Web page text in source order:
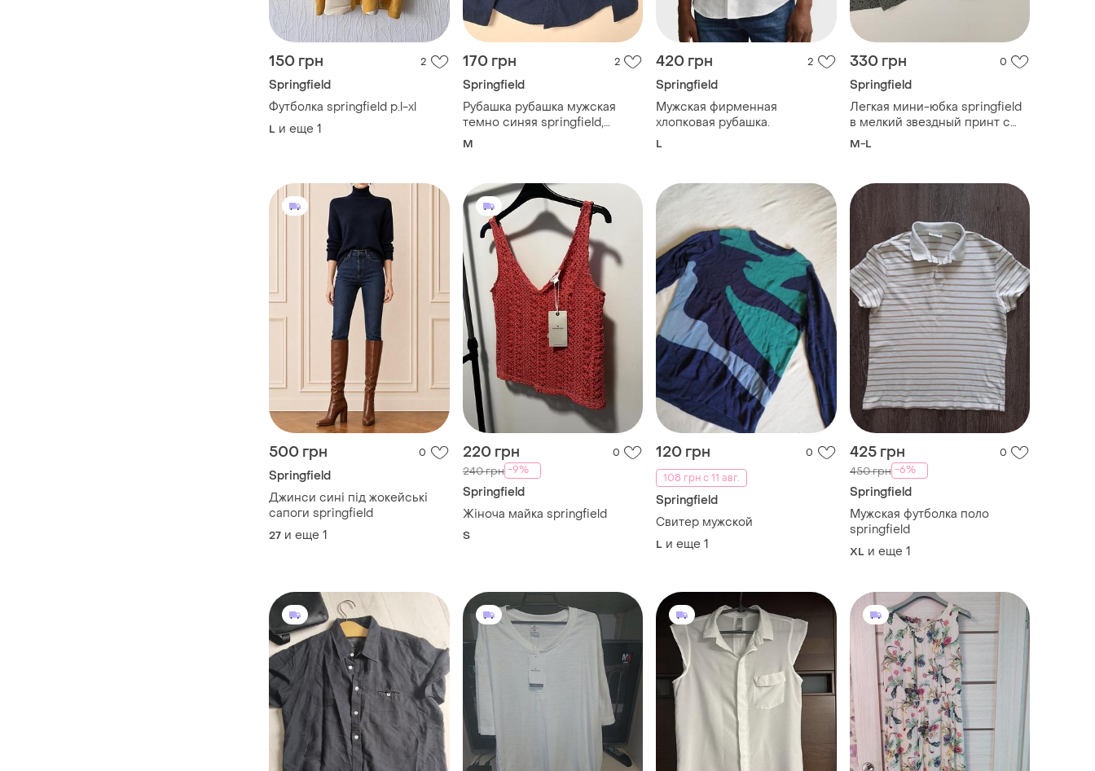
150 грн 2
Springfield
Футболка springfield p.l-xl
L и еще 1
170 грн 2
Springfield
Рубашка рубашка мужская
темно синяя springfield,
размер m. в идеальном
M
420 грн 2
Springfield
Мужская фирменная
хлопковая рубашка.
L
330 грн 0
Springfield
Легкая мини-юбка springfield
в мелкий звездный принт с
пайетками р.m/l
M-L
500 грн 0
Springfield
Джинси сині під жокейські
сапоги springfield
27 и еще 1
220 грн 0
240 грн -9%
Springfield
Жіноча майка springfield
S
120 грн
0
108 грн с 11 авг.
Springfield
Свитер мужской
L и еще 1
425 грн 0
450 грн -6%
Springfield
Мужская футболка поло
springfield
XL и еще 1